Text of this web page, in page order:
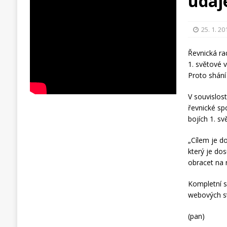
25. 1.
Řevnická
1. světové
Proto
V
řevnické
bojích 1.
„Cílem je
který je
obracet na
Kompletní
webových
(pan)